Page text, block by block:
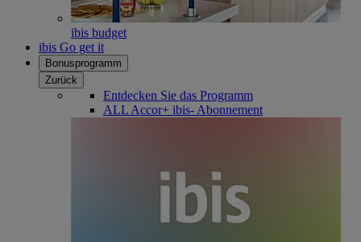
ibis budget
ibis Go get it
Bonusprogramm
Zurück
Entdecken Sie das Programm
ALL Accor+ ibis- Abonnement